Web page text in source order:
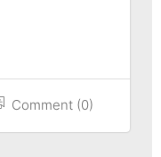
Comment (0)